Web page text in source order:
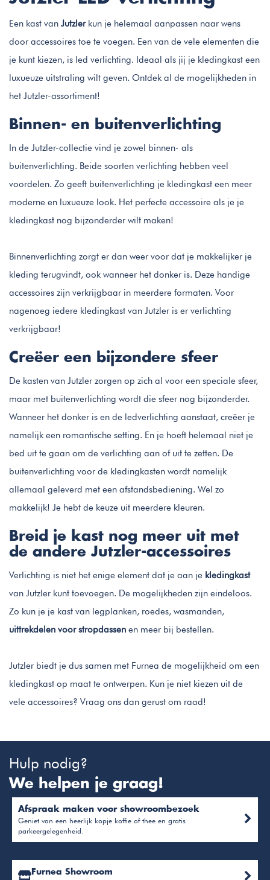
Een kast van Jutzlerkun je helemaal aanpassen naar wens
door accessoires toe te voegen. Een van de vele elementen die
je kunt kiezen, is led verlichting. Ideaal als jij je kledingkast een
luxueuze uitstraling wilt geven. Ontdek al de mogelijkheden in
het Jutzler-assortiment!
Binnen- en buitenverlichting
In de Jutzler-collectie vind je zowel binnen- als
buitenverlichting. Beide soorten verlichting hebben veel
voordelen. Zo geeft buitenverlichting je kledingkast een meer
moderne en luxueuze look. Het perfecte accessoire als je je
kledingkast nog bijzonderder wilt maken!
Binnenverlichting zorgt er dan weer voor dat je makkelijker je
kleding terugvindt, ook wanneer het donker is. Deze handige
accessoires zijn verkrijgbaar in meerdere formaten. Voor
nagenoeg iedere kledingkast van Jutzler is er verlichting
verkrijgbaar!
Creëer een bijzondere sfeer
De kasten van Jutzler zorgen op zich al voor een speciale sfeer,
maar met buitenverlichting wordt die sfeer nog bijzonderder.
Wanneer het donker is en de ledverlichting aanstaat, creëer je
namelijk een romantische setting. En je hoeft helemaal niet je
bed uit te gaan om de verlichting aan of uit te zetten. De
buitenverlichting voor de kledingkasten wordt namelijk
allemaal geleverd met een afstandsbediening. Wel zo
makkelijk! Je hebt de keuze uit meerdere kleuren.
Breid je kast nog meer uit met
de andere Jutzler-accessoires
Verlichting is niet het enige element dat je aan je kledingkast
van Jutzler kunt toevoegen. De mogelijkheden zijn eindeloos.
Zo kun je je kast van legplanken, roedes, wasmanden,
uittrekdelen voor stropdassen en meer bij bestellen.
Jutzler biedt je dus samen met Furnea de mogelijkheid om een
kledingkast op maat te ontwerpen. Kun je niet kiezen uit de
vele accessoires? Vraag ons dan gerust om raad!
Hulp nodig?
We helpen je graag!
Afspraak maken voor showroombezoek
Geniet van een heerlijk kopje koffie of thee en gratis
parkeergelegenheid.
Furnea Showroom